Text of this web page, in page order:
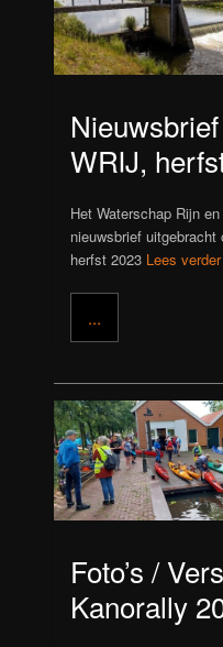
WRIJ,
Het Waterschap Rijn
nieuwsbrief
herfst 2023 Lees
...
Foto’s /
Kanorally